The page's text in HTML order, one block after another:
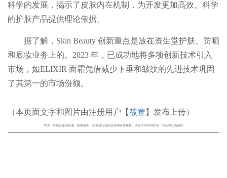
科学的发展，揭示了皮肤内在机制，为开发更加高效、科学
的护肤产品提供理论依据。
据了解，Skin Beauty 创新重点是放在资生堂护肤、防晒
和底妆业务上的。2023 年，已成功地将多项创新技术引入
市场，如ELIXIR 面霜凭借减少下垂和皱纹的先进技术巩固
了其第一的市场份额。
（本页面文字和图片由注册用户【筱萱】发布上传）
声明：本站仅提供存储、搜索服务，如有侵犯您的信息网络传播权，请及时与本站联系，我们将负责删除